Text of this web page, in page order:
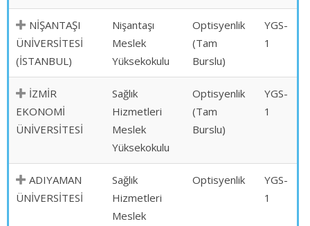
NİŞANTAŞI
ÜNİVERSİTESİ
(İSTANBUL)
Nişantaşı
Meslek
Yüksekokulu
Optisyenlik
(Tam
Burslu)
YGS-
1
İZMİR
EKONOMİ
ÜNİVERSİTESİ
Sağlık
Hizmetleri
Meslek
Yüksekokulu
Optisyenlik
(Tam
Burslu)
YGS-
1
ADIYAMAN
ÜNİVERSİTESİ
Sağlık
Hizmetleri
Meslek
Optisyenlik
YGS-
1